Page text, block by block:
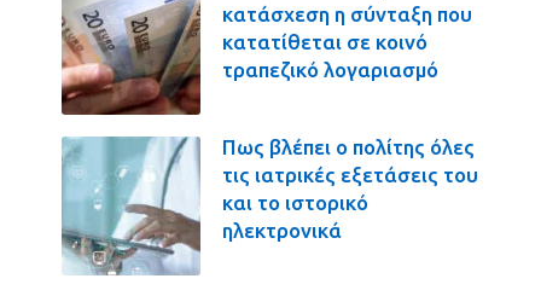
κατάσχεση η σύνταξη που
κατατίθεται σε κοινό
τραπεζικό λογαριασμό
Πως βλέπει ο πολίτης όλες
τις ιατρικές εξετάσεις του
και το ιστορικό
ηλεκτρονικά